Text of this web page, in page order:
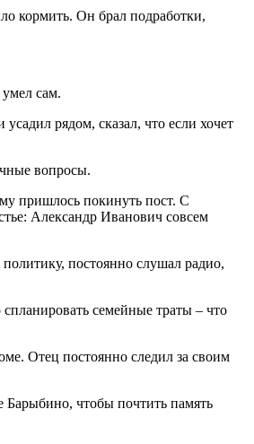
кормить. Он брал подработки,
сам.
рядом, сказал, что если хочет
вопросы.
пришлось покинуть пост. С
Александр Иванович совсем
постоянно слушал радио,
семейные траты – что
Отец постоянно следил за своим
чтобы почтить память